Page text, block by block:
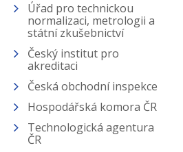
Úřad pro technickou
normalizaci, metrologii a
státní zkušebnictví
Český institut pro
akreditaci
Česká obchodní inspekce
Hospodářská komora ČR
Technologická agentura
ČR